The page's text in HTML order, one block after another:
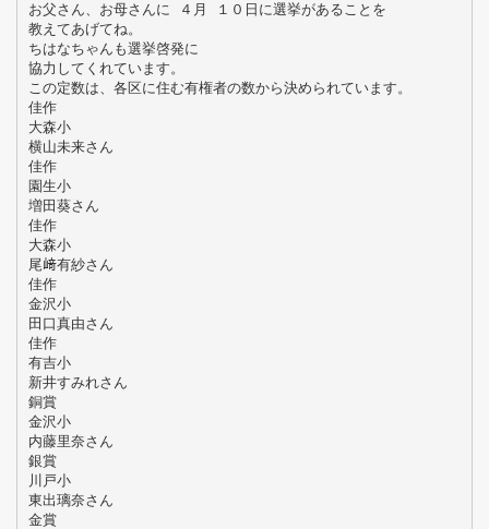
お父さん、お母さんに ４月 １０日に選挙があることを
教えてあげてね。
ちはなちゃんも選挙啓発に
協力してくれています。
この定数は、各区に住む有権者の数から決められています。
佳作
大森小
横山未来さん
佳作
園生小
増田葵さん
佳作
大森小
尾﨑有紗さん
佳作
金沢小
田口真由さん
佳作
有吉小
新井すみれさん
銅賞
金沢小
内藤里奈さん
銀賞
川戸小
東出璃奈さん
金賞